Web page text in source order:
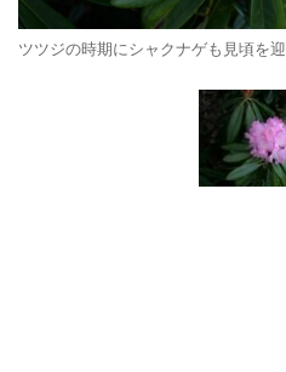
ツツジの時期にシャクナゲも見頃を迎